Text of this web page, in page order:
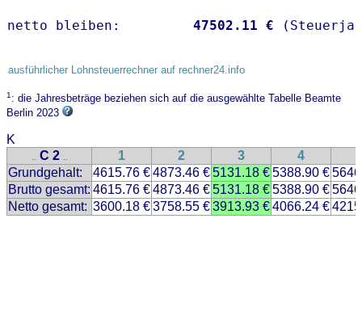
netto bleiben: 47502.11 €
ausführlicher Lohnsteuerrechner auf rechner24.info
1: die Jahresbeträge beziehen sich auf die ausgewählte Tabelle Beamte
Berlin 2023
K
.. C 2 .. 1 2 3 4
Grundgehalt:
4615.76 €4873.46 €5131.18 €5388.90 €
Brutto gesamt: 4615.76 €4873.46 €5131.18 €5388.90 €
Netto gesamt: 3600.18 €3758.55 €3913.93 €4066.24 €